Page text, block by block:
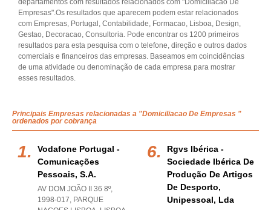
departamentos com resultados relacionados com "Domiciliacao De
Empresas".Os resultados que aparecem podem estar relacionados
com Empresas, Portugal, Contabilidade, Formacao, Lisboa, Design,
Gestao, Decoracao, Consultoria. Pode encontrar os 1200 primeiros
resultados para esta pesquisa com o telefone, direção e outros dados
comerciais e financeiros das empresas. Baseamos em coincidências
de uma atividade ou denominação de cada empresa para mostrar
esses resultados.
Principais Empresas relacionadas a "Domiciliacao De Empresas "
ordenados por cobrança
Vodafone Portugal -
Comunicações
Pessoais, S.a.
AV DOM JOÃO II 36 8º,
1998-017, PARQUE
Rgvs Ibérica -
Sociedade Ibérica De
Produção De Artigos
De Desporto,
Unipessoal, Lda